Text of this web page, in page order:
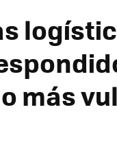
más